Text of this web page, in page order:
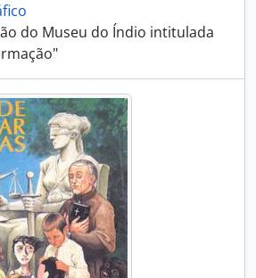
do Museu do Índio intitulada